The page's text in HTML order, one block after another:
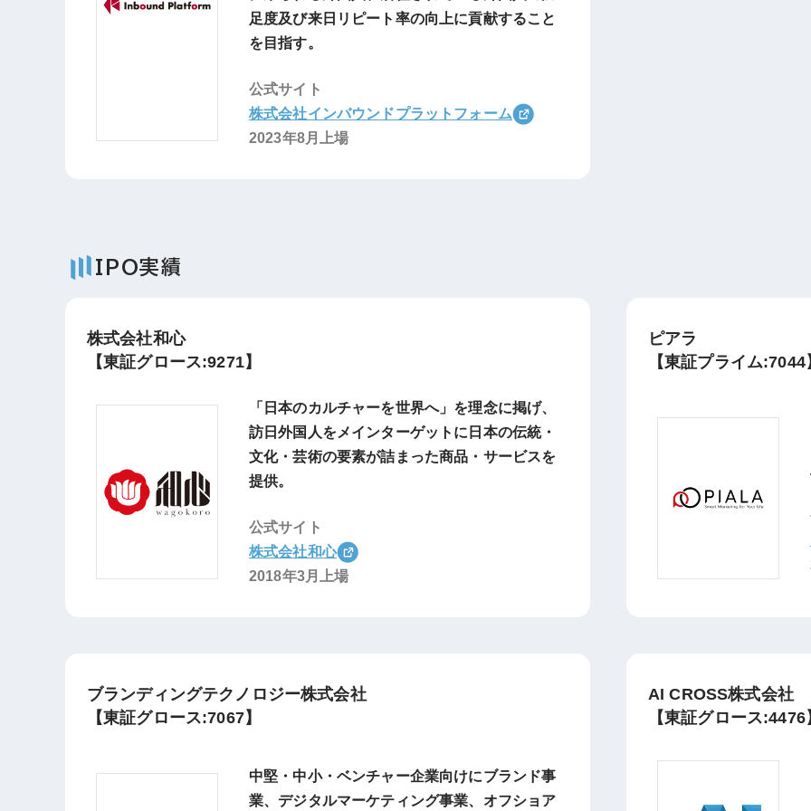
足度及び来日リピート率の向上に貢献すること
を目指す。
公式サイト
株式会社インバウンドプラットフォーム
2023年8月上場
IPO実績
株式会社和心
【東証グロース:9271】
「日本のカルチャーを世界へ」を理念に掲げ、
訪日外国人をメインターゲットに日本の伝統・
文化・芸術の要素が詰まった商品・サービスを
提供。
公式サイト
株式会社和心
2018年3月上場
ピアラ
【東証プライム:7044
ブランディングテクノロジー株式会社
【東証グロース:7067】
中堅・中小・ベンチャー企業向けにブランド事
業、デジタルマーケティング事業、オフショア
AI CROSS株式会社
【東証グロース:4476